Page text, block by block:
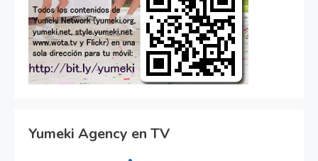
Yumeki Agency en TV